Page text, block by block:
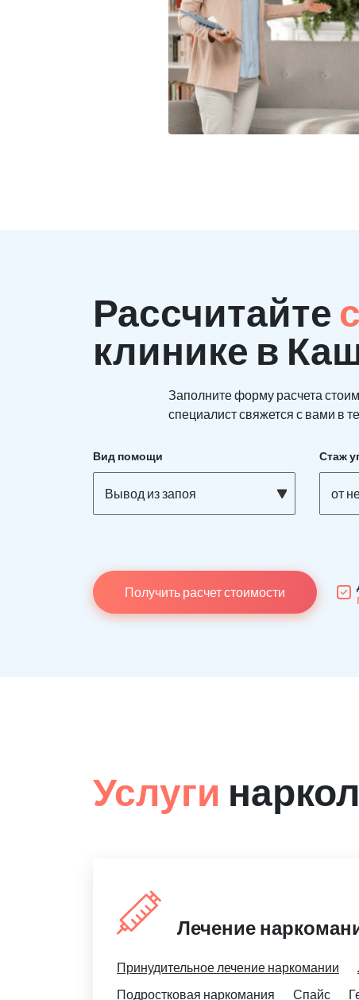
Рассчитайте
клинике в
Заполните форму расчета
специалист свяжется с вами в
Вид помощи
Вывод из запоя
Стаж
от
Получить расчет стоимости
Услуги
Лечение
Принудительное лечение наркомании
Подростковая наркомания
Спайс